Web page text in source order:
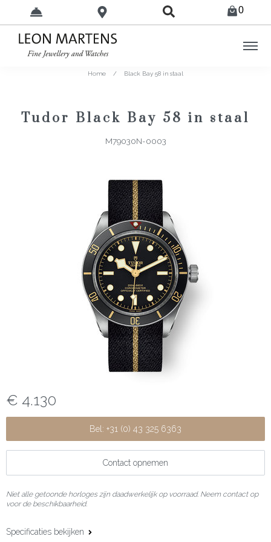
0
Home / Black Bay 58 in staal
Tudor Black Bay 58 in staal
M79030N-0003
€ 4.130
Bel: +31 (0) 43 325 6363
Contact opnemen
Niet alle getoonde horloges zijn daadwerkelijk op voorraad. Neem contact op
voor de beschikbaarheid.
Specificaties bekijken